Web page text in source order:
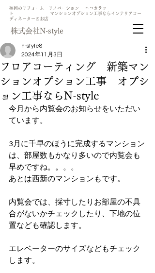
​福岡のリフォーム リノベーション エコカラッ
ト マンションオプション工事ならインテリアコー
ディネーターのお店
​株式会社N-style
フロアコーティング 新築マン
ションオプション工事 オプシ
ョン工事ならN-style
n-style8
2024年11月3日
今月から内覧会のお知らせをいただい
ています。
3月に千早のほうに完成するマンション
は、部屋数もかなり多いので内覧会も
早めですね。。。。
あとは西新のマンションもです。
内覧会では、採寸したりお部屋の不具
合がないかチェックしたり、下地の位
置なども確認します。
エレベーターのサイズなどもチェック
します。